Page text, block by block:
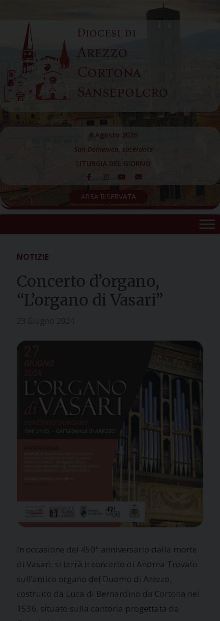
content
Diocesi di
Arezzo
Cortona
Sansepolcro
8 Agosto 2026
San Domenico, sacerdote
LITURGIA DEL GIORNO
AREA RISERVATA
NOTIZIE
Concerto d’organo,
“L’organo di Vasari”
In occasione del 450° anniversario dalla morte
di Vasari, si terrà il concerto di Andrea Trovato
sull’antico organo del Duomo di Arezzo,
costruito da Luca di Bernardino da Cortona nel
1536, situato sulla cantoria progettata da